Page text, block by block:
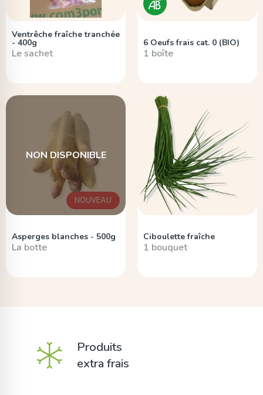
Ventrêche fraîche tranchée
- 400g
Le sachet
6 Oeufs frais cat. 0 (BIO)
1 boîte
NON DISPONIBLE
NOUVEAU
Asperges blanches - 500g
La botte
Ciboulette fraîche
1 bouquet
Produits
extra frais